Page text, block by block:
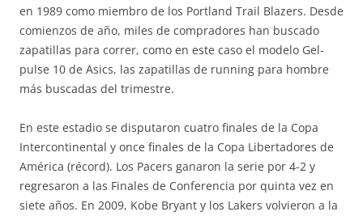
en 1989 como miembro de los Portland Trail Blazers. Desde
comienzos de año, miles de compradores han buscado
zapatillas para correr, como en este caso el modelo Gel-
pulse 10 de Asics, las zapatillas de running para hombre
más buscadas del trimestre.
En este estadio se disputaron cuatro finales de la Copa
Intercontinental y once finales de la Copa Libertadores de
América (récord). Los Pacers ganaron la serie por 4-2 y
regresaron a las Finales de Conferencia por quinta vez en
siete años. En 2009, Kobe Bryant y los Lakers volvieron a la